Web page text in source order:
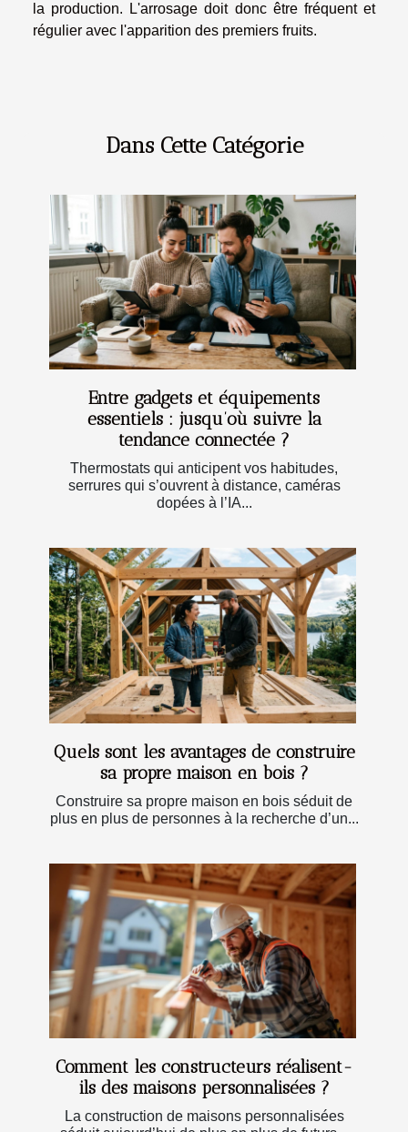
la production. L'arrosage doit donc être fréquent et
régulier avec l'apparition des premiers fruits.
Dans Cette Catégorie
Entre gadgets et équipements
essentiels : jusqu’où suivre la
tendance connectée ?
Thermostats qui anticipent vos habitudes,
serrures qui s’ouvrent à distance, caméras
dopées à l’IA...
Quels sont les avantages de construire
sa propre maison en bois ?
Construire sa propre maison en bois séduit de
plus en plus de personnes à la recherche d’un...
Comment les constructeurs réalisent-
ils des maisons personnalisées ?
La construction de maisons personnalisées